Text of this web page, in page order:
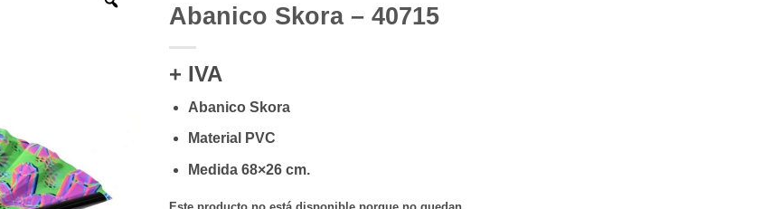
Abanico Skora – 40715
+ IVA
Abanico Skora
Material PVC
Medida 68×26 cm.